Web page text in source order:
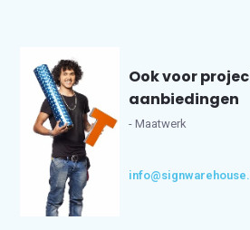
Ook voor
aanbiedingen
- Maatwerk